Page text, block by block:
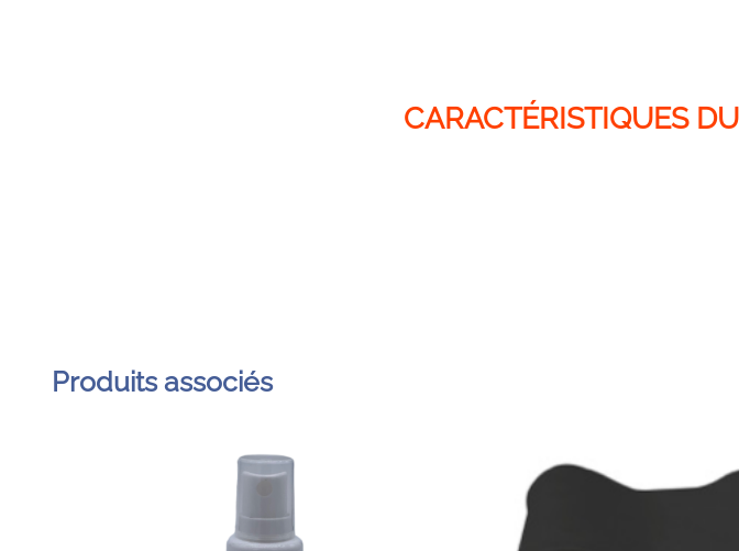
Produits associés